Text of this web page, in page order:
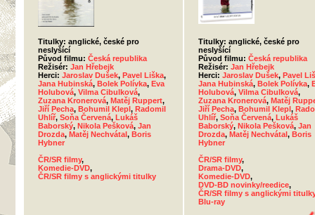
Titulky: anglické, české pro
neslyšící
Původ filmu: Česká republika
Režisér: Jan Hřebejk
Herci: Jaroslav Dušek, Pavel Liška,
Jana Hubinská, Bolek Polívka, Eva
Holubová, Vilma Cibulková,
Zuzana Kronerová, Matěj Ruppert,
Jiří Pecha, Bohumil Klepl, Radomil
Uhlíř, Soňa Červená, Lukáš
Baborský, Nikola Pešková, Jan
Drozda, Matěj Nechvátal, Boris
Hybner
ČR/SR filmy,
Komedie-DVD,
ČR/SR filmy s anglickými titulky
Titulky: anglické, české pro
neslyšící
Původ filmu: Česká republika
Režisér: Jan Hřebejk
Herci: Jaroslav Dušek, Pavel
Jana Hubinská, Bolek Polívka,
Holubová, Vilma Cibulková,
Zuzana Kronerová, Matěj
Jiří Pecha, Bohumil Klepl,
Uhlíř, Soňa Červená, Lukáš
Baborský, Nikola Pešková, Jan
Drozda, Matěj Nechvátal, Boris
Hybner
ČR/SR filmy,
Drama-DVD,
Komedie-DVD,
DVD-BD novinky/reedice,
ČR/SR filmy s anglickými titulky
Blu-ray